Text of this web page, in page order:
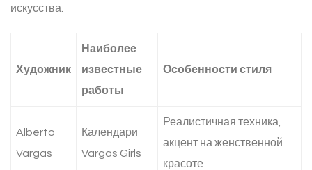
искусства.
Художник
Наиболее
известные
работы
Особенности стиля
Alberto
Vargas
Календари
Vargas Girls
Реалистичная техника,
акцент на женственной
красоте